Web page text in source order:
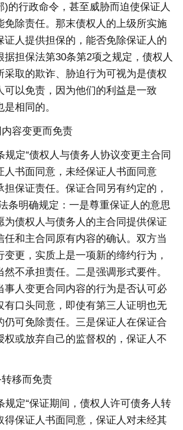
)的行政命令，甚至威胁而迫使保证人
免除责任。那末债权人的上级所实施
证人提供担保的，能否免除保证人的
据担保法第30条第2项之规定，债权人
采取的欺诈、胁迫行为可视为是债权
可以免责，因为他们的利益是一致
相同的。
容变更而免责
规定“债权人与债务人协议变更主合同
人书面同意，未经保证人书面同意
担保证责任。保证合同另有约定的，
条明确规定：一是尊重保证人的意思
为债权人与债务人的主合同提供保证
任和主合同原有内容的确认。双方当
更，实质上是一项新的缔约行为，
不承担责任。二是强调形式要件。
事人变更合同内容的行为是否认可必
有口头同意，即使有第三人证明也无
仍可免除责任。三是保证人在保证合
权或放弃自己的监督权的，保证人不
移而免责
规定“保证期间，债权人许可债务人转
得保证人书面同意，保证人对未经其